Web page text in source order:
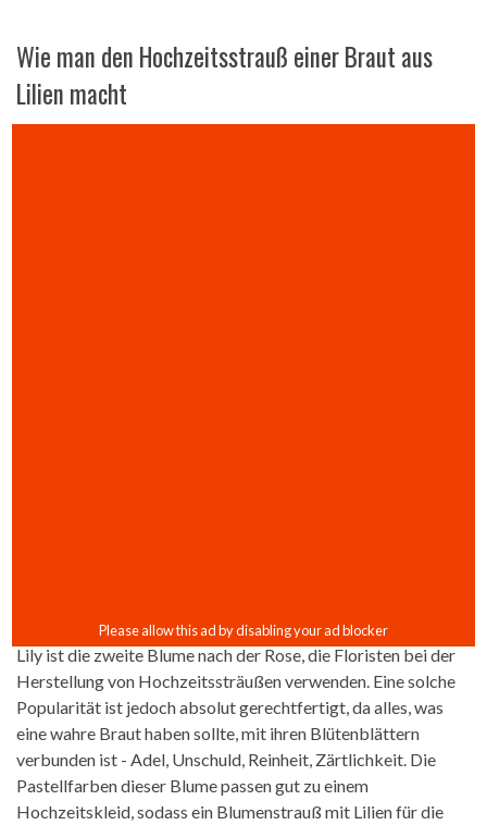
Wie man den Hochzeitsstrauß einer Braut aus
Lilien macht
Lily ist die zweite Blume nach der Rose, die Floristen bei der
Herstellung von Hochzeitssträußen verwenden. Eine solche
Popularität ist jedoch absolut gerechtfertigt, da alles, was
eine wahre Braut haben sollte, mit ihren Blütenblättern
verbunden ist - Adel, Unschuld, Reinheit, Zärtlichkeit. Die
Pastellfarben dieser Blume passen gut zu einem
Hochzeitskleid, sodass ein Blumenstrauß mit Lilien für die